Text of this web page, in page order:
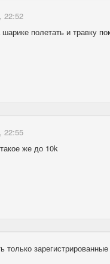
22:52
полетать и травку
22:55
же до 10k
только